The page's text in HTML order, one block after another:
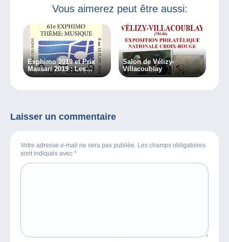
Vous aimerez peut être aussi:
Exphimo 2019 et Prix
Massari 2019 : Les
inscriptions sont
Salon de Vélizy-
Villacoublay
Laisser un commentaire
Votre adresse e-mail ne sera pas publiée. Les champs obligatoires
sont indiqués avec *